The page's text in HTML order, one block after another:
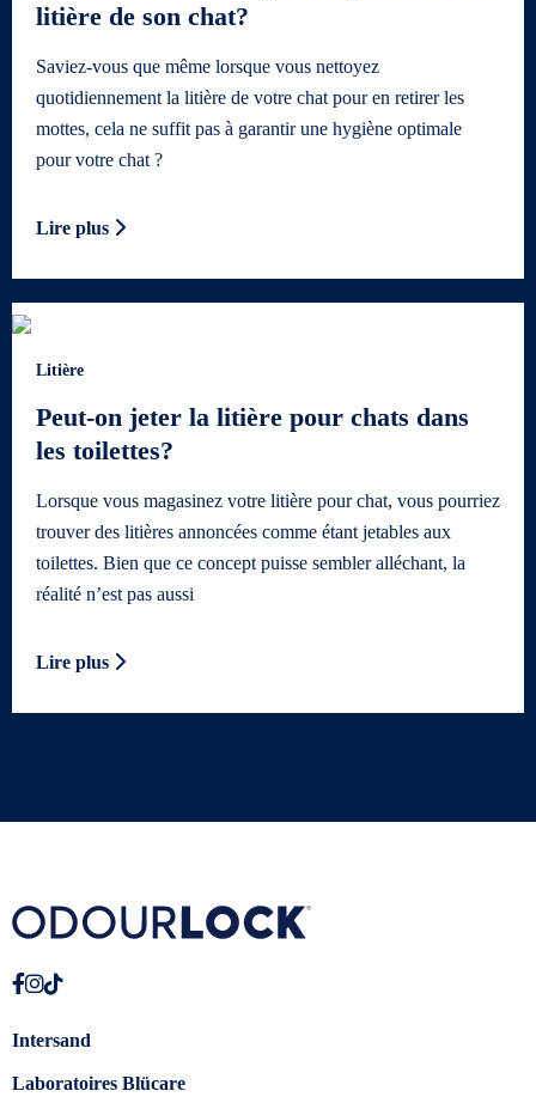
litière de son chat?
Saviez-vous que même lorsque vous nettoyez
quotidiennement la litière de votre chat pour en retirer les
mottes, cela ne suffit pas à garantir une hygiène optimale
pour votre chat ?
Lire plus
Litière
Peut-on jeter la litière pour chats dans
les toilettes?
Lorsque vous magasinez votre litière pour chat, vous pourriez
trouver des litières annoncées comme étant jetables aux
toilettes. Bien que ce concept puisse sembler alléchant, la
réalité n’est pas aussi
Lire plus
Intersand
Laboratoires Blücare